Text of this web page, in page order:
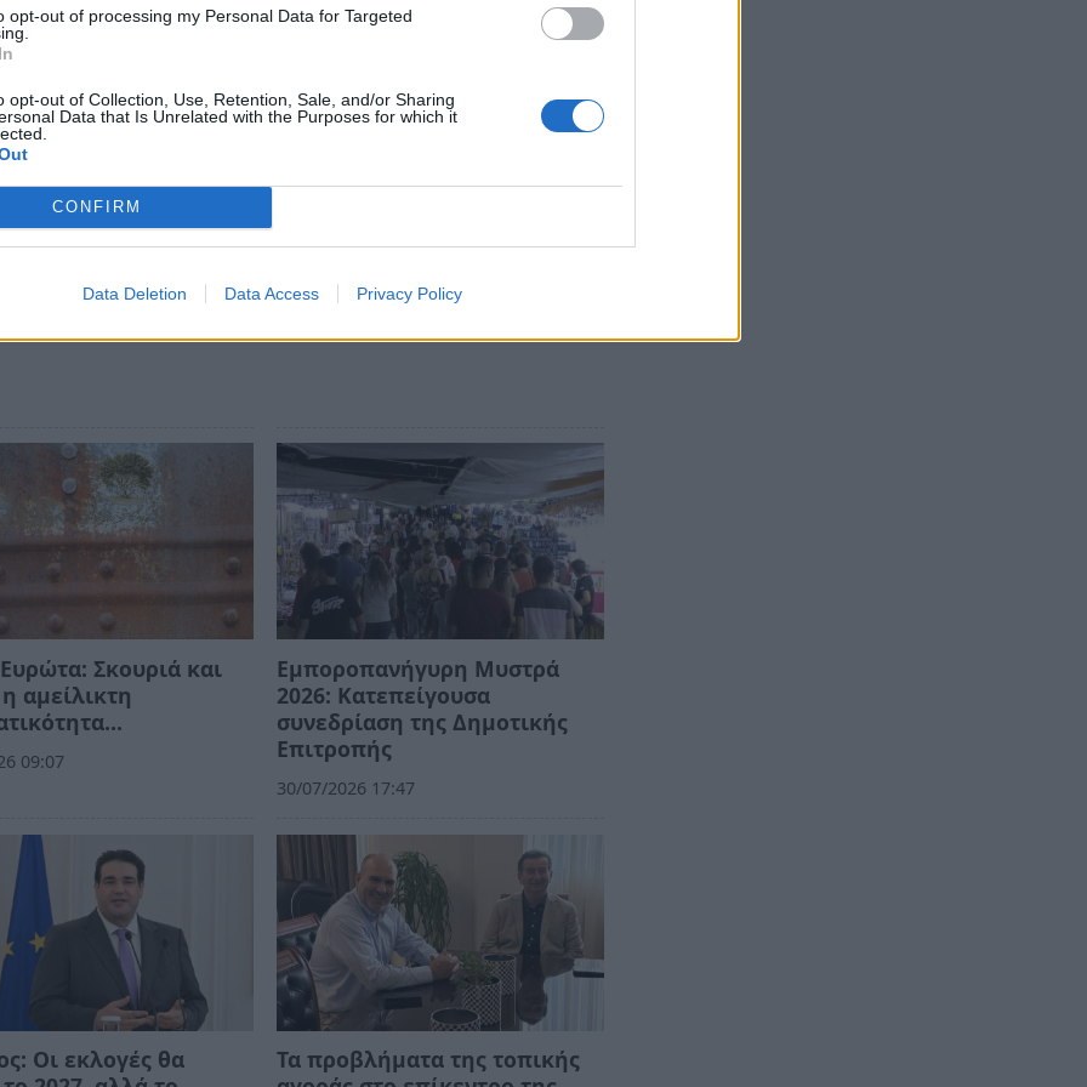
opt-out of processing my Personal Data for Targeted
opt-out of Collection, Use, Retention, Sale, and/or Sharing
Data that Is Unrelated with the Purposes for which it
CONFIRM
Data Deletion Data Access Privacy Policy
κ. Πουλοκέφαλο, στην πρώτη γραμμή
συνέχεια η ανάληψη δράσεων στην
για την οποία ο ίδιος σημειώνει
κατανοήσει επαρκώς. Το θυμόμαστε μόνο
είναι υπαρκτή και η ερημοποίηση έχει
Σκουριά και
αμείλικτη
09:07
Εμποροπανήγυρη Μυστρά
2026: Κατεπείγουσα
συνεδρίαση της Δημοτικής
Επιτροπής
30/07/2026 17:47
Οι εκλογές θα
Τα προβλήματα της τοπικής